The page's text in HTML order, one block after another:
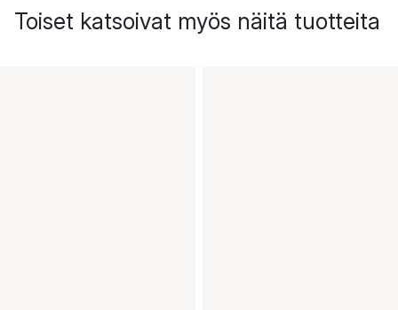
Toiset katsoivat myös näitä tuotteita